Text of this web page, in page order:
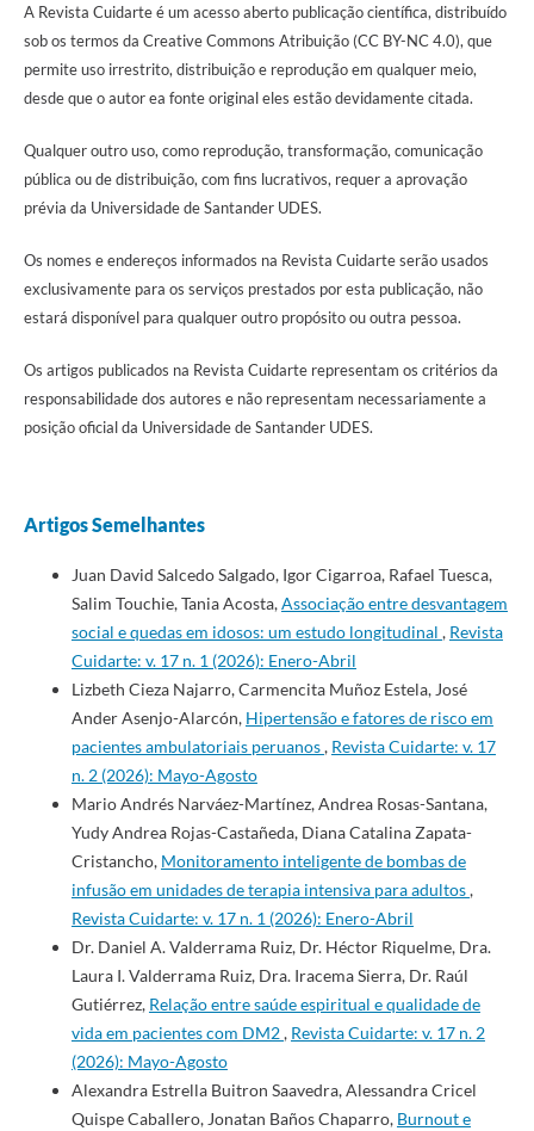
A Revista Cuidarte é um acesso aberto publicação científica, distribuído
sob os termos da Creative Commons Atribuição (CC BY-NC 4.0), que
permite uso irrestrito, distribuição e reprodução em qualquer meio,
desde que o autor ea fonte original eles estão devidamente citada.
Qualquer outro uso, como reprodução, transformação, comunicação
pública ou de distribuição, com fins lucrativos, requer a aprovação
prévia da Universidade de Santander UDES.
Os nomes e endereços informados na Revista Cuidarte serão usados
exclusivamente para os serviços prestados por esta publicação, não
estará disponível para qualquer outro propósito ou outra pessoa.
Os artigos publicados na Revista Cuidarte representam os critérios da
responsabilidade dos autores e não representam necessariamente a
posição oficial da Universidade de Santander UDES.
Artigos Semelhantes
Juan David Salcedo Salgado, Igor Cigarroa, Rafael Tuesca,
Salim Touchie, Tania Acosta,Associação entre desvantagem
social e quedas em idosos: um estudo longitudinal , Revista
Cuidarte: v. 17 n. 1 (2026): Enero-Abril
Lizbeth Cieza Najarro, Carmencita Muñoz Estela, José
Ander Asenjo-Alarcón, Hipertensão e fatores de risco em
pacientes ambulatoriais peruanos, Revista Cuidarte: v. 17
n. 2 (2026): Mayo-Agosto
Mario Andrés Narváez-Martínez, Andrea Rosas-Santana,
Yudy Andrea Rojas-Castañeda, Diana Catalina Zapata-
Cristancho, Monitoramento inteligente de bombas de
infusão em unidades de terapia intensiva para adultos,
Revista Cuidarte: v. 17 n. 1 (2026): Enero-Abril
Dr. Daniel A. Valderrama Ruiz, Dr. Héctor Riquelme, Dra.
Laura I. Valderrama Ruiz, Dra. Iracema Sierra, Dr. Raúl
Gutiérrez, Relação entre saúde espiritual e qualidade de
vida em pacientes com DM2, Revista Cuidarte: v. 17 n. 2
(2026): Mayo-Agosto
Alexandra Estrella Buitron Saavedra, Alessandra Cricel
Quispe Caballero, Jonatan Baños Chaparro, Burnout e